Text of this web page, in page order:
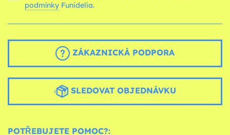
podmínky Funidelia.
ZÁKAZNICKÁ PODPORA
SLEDOVAT OBJEDNÁVKU
POTŘEBUJETE POMOC?: